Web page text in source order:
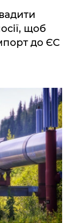
щоб
до ЄС